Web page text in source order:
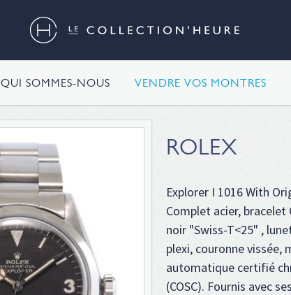
QUI SOMMES-NOUS VENDRE VOS MONTRES
ROLEX
Explorer I 1016 With
Complet acier, bracelet
noir "Swiss-T<25" ,
plexi, couronne vissée,
automatique certifié
(COSC). Fournis avec